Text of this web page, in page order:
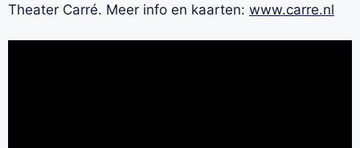
Theater Carré. Meer info en kaarten: www.carre.nl